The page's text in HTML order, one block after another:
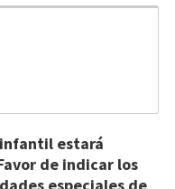
estará
de indicar los